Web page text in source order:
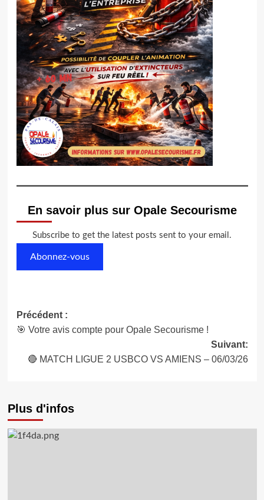
En savoir plus sur Opale Secourisme
Subscribe to get the latest posts sent to your email.
Abonnez-vous
Navigation
d’article
Précédent :
🎯 Votre avis compte pour Opale Secourisme !
Suivant:
🔴 MATCH LIGUE 2 USBCO VS AMIENS – 06/03/26
Plus d'infos